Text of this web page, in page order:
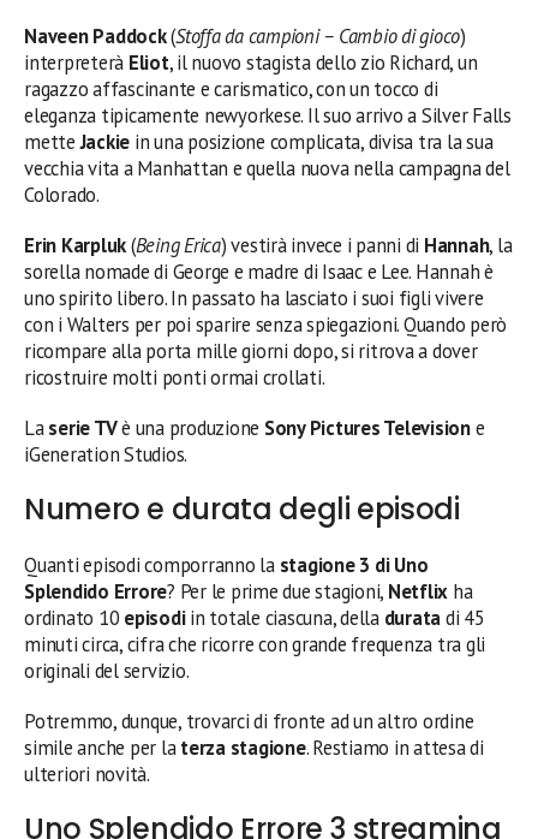
Naveen Paddock(Stoffa da campioni – Cambio di gioco)
interpreterà Eliot, il nuovo stagista dello zio Richard, un
ragazzo affascinante e carismatico, con un tocco di
eleganza tipicamente newyorkese. Il suo arrivo a Silver Falls
metteJackie in una posizione complicata, divisa tra la sua
vecchia vita a Manhattan e quella nuova nella campagna del
Colorado.
Erin Karpluk(Being Erica) vestirà invece i panni di Hannah, la
sorella nomade di George e madre di Isaac e Lee. Hannah è
uno spirito libero. In passato ha lasciato i suoi figli vivere
con i Walters per poi sparire senza spiegazioni. Quando però
ricompare alla porta mille giorni dopo, si ritrova a dover
ricostruire molti ponti ormai crollati.
Laserie TVè una produzione Sony Pictures Televisione
iGeneration Studios.
Numero e durata degli episodi
Quanti episodi comporranno la stagione 3 di Uno
Splendido Errore? Per le prime due stagioni, Netflix ha
ordinato 10 episodiin totale ciascuna, della duratadi 45
minuti circa, cifra che ricorre con grande frequenza tra gli
originali del servizio.
Potremmo, dunque, trovarci di fronte ad un altro ordine
simile anche per laterza stagione. Restiamo in attesa di
ulteriori novità.
Uno Splendido Errore 3 streaming